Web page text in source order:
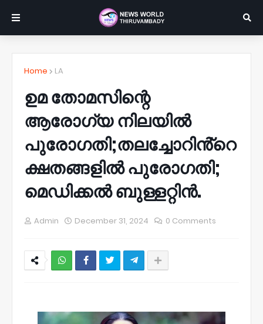
Home LA
ഉമ തോമസിന്റെ
ആരോഗ്യ നിലയിൽ
പുരോഗതി;തലച്ചോറിൻ്റെ
ക്ഷതങ്ങളിൽ പുരോഗതി;
മെഡിക്കൽ ബുള്ളറ്റിൻ.
Admin December 31, 2024 0 Comments